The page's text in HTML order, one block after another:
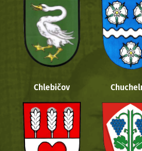
Chlebičov